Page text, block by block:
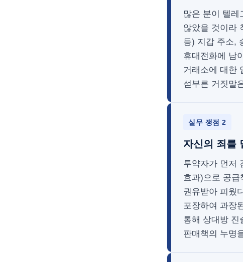
많은 분이 텔레
않았을 것이라
등) 지갑 주소,
휴대전화에 남
거래소에 대한
섣부른 거짓말
실무 쟁점 2
자신의 죄를
투약자가 먼저
효과)으로 공
권유받아 피웠
포장하여 과장
통해 상대방 진
판매책의 누명